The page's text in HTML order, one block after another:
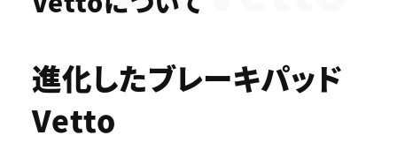
進化したブレーキパッド
Vetto